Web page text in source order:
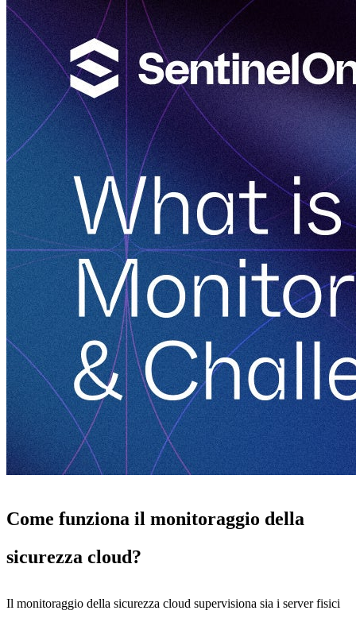
Come funziona il monitoraggio della
sicurezza cloud?
Il monitoraggio della sicurezza cloud supervisiona sia i server fisici